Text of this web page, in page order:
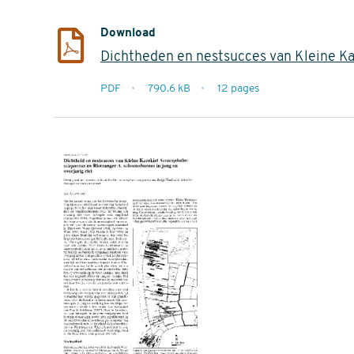
Download
Dichtheden en nestsucces van Kleine
extensie
PDF
790.6 kB
12 pages